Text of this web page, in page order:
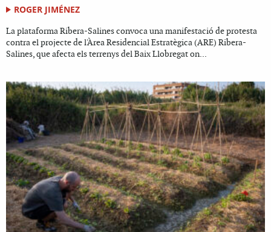
ROGER JIMÉNEZ
La plataforma Ribera-Salines convoca una manifestació de protesta
contra el projecte de l'Àrea Residencial Estratègica (ARE) Ribera-
Salines, que afecta els terrenys del Baix Llobregat on...